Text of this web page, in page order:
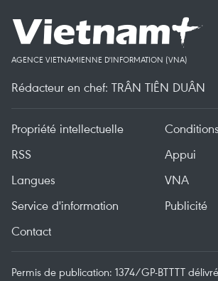
AGENCE VIETNAMIENNE D'INFORMATION (VNA)
Rédacteur en chef: TRÂN TIÊN DUÂN
Propriété intellectuelle
RSS
Appui
Langues
VNA
Service d'information
Publicité
Contact
Permis de publication: 1374/GP-BTTTT